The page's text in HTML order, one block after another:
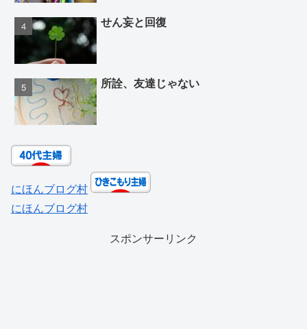
せん妄と回復
所詮、友達じゃない
にほんブログ村
にほんブログ村
スポンサーリンク